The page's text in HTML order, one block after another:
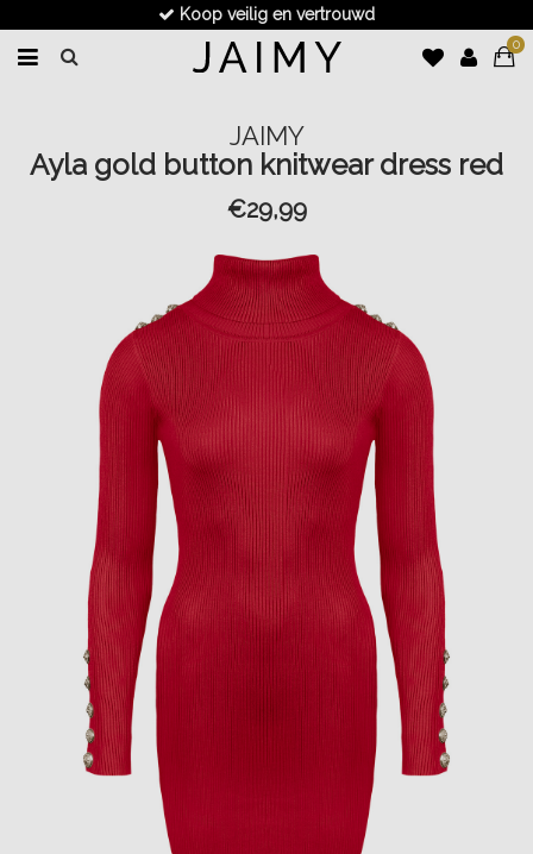
Koop veilig en vertrouwd
0
JAIMY
Ayla gold button knitwear dress red
€29,99